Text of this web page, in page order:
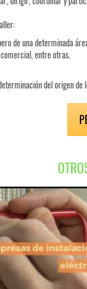
de una determinada
entre otras.
del origen de